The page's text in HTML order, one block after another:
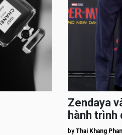
Zendaya
hành trình
by Thai Khang